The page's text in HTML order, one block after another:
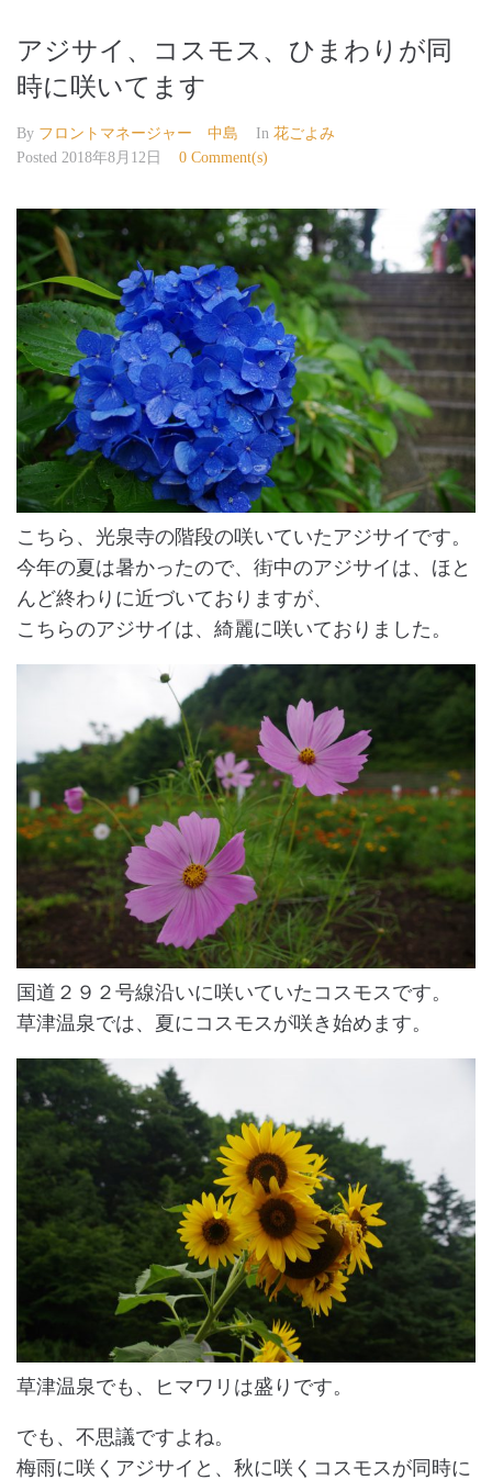
アジサイ、コスモス、ひまわりが同
時に咲いてます
By フロントマネージャー 中島 In 花ごよみ
Posted 2018年8月12日 0 Comment(s)
こちら、光泉寺の階段の咲いていたアジサイです。
今年の夏は暑かったので、街中のアジサイは、ほと
んど終わりに近づいておりますが、
こちらのアジサイは、綺麗に咲いておりました。
国道２９２号線沿いに咲いていたコスモスです。
草津温泉では、夏にコスモスが咲き始めます。
草津温泉でも、ヒマワリは盛りです。
でも、不思議ですよね。
梅雨に咲くアジサイと、秋に咲くコスモスが同時に